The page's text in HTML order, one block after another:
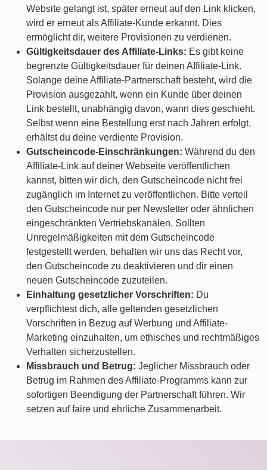
Website gelangt ist, später erneut auf den Link klicken,
wird er erneut als Affiliate-Kunde erkannt. Dies
ermöglicht dir, weitere Provisionen zu verdienen.
Gültigkeitsdauer des Affiliate-Links: Es gibt keine
begrenzte Gültigkeitsdauer für deinen Affiliate-Link.
Solange deine Affiliate-Partnerschaft besteht, wird die
Provision ausgezahlt, wenn ein Kunde über deinen
Link bestellt, unabhängig davon, wann dies geschieht.
Selbst wenn eine Bestellung erst nach Jahren erfolgt,
erhältst du deine verdiente Provision.
Gutscheincode-Einschränkungen: Während du den
Affiliate-Link auf deiner Webseite veröffentlichen
kannst, bitten wir dich, den Gutscheincode nicht frei
zugänglich im Internet zu veröffentlichen. Bitte verteil
den Gutscheincode nur per Newsletter oder ähnlichen
eingeschränkten Vertriebskanälen. Sollten
Unregelmäßigkeiten mit dem Gutscheincode
festgestellt werden, behalten wir uns das Recht vor,
den Gutscheincode zu deaktivieren und dir einen
neuen Gutscheincode zuzuteilen.
Einhaltung gesetzlicher Vorschriften: Du
verpflichtest dich, alle geltenden gesetzlichen
Vorschriften in Bezug auf Werbung und Affiliate-
Marketing einzuhalten, um ethisches und rechtmäßiges
Verhalten sicherzustellen.
Missbrauch und Betrug: Jeglicher Missbrauch oder
Betrug im Rahmen des Affiliate-Programms kann zur
sofortigen Beendigung der Partnerschaft führen. Wir
setzen auf faire und ehrliche Zusammenarbeit.